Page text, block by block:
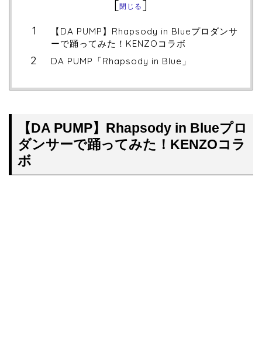
[閉じる ]
【DA PUMP】Rhapsody in Blueプロダンサ
ーで踊ってみた！KENZOコラボ
DA PUMP「Rhapsody in Blue」
【DA PUMP】Rhapsody in Blueプロ
ダンサーで踊ってみた！KENZOコラ
ボ